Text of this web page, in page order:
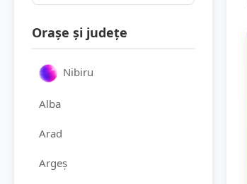
Orașe și județe
Nibiru
Alba
Arad
Argeș